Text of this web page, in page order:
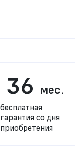
36 мес.
бесплатная
гарантия со дня
приобретения